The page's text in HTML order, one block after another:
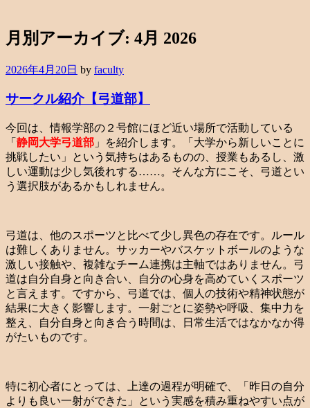
月別アーカイブ: 4月 2026
2026年4月20日 by faculty
サークル紹介【弓道部】
今回は、情報学部の２号館にほど近い場所で活動している
「 静岡大学弓道部 」を紹介します。「大学から新しいことに
挑戦したい」という気持ちはあるものの、授業もあるし、激
しい運動は少し気後れする……。そんな方にこそ、弓道とい
う選択肢があるかもしれません。
弓道は、他のスポーツと比べて少し異色の存在です。ルール
は難しくありません。サッカーやバスケットボールのような
激しい接触や、複雑なチーム連携は主軸ではありません。弓
道は自分自身と向き合い、自分の心身を高めていくスポーツ
と言えます。ですから、弓道では、個人の技術や精神状態が
結果に大きく影響します。一射ごとに姿勢や呼吸、集中力を
整え、自分自身と向き合う時間は、日常生活ではなかなか得
がたいものです。
特に初心者にとっては、上達の過程が明確で、「昨日の自分
よりも良い一射ができた」という実感を積み重ねやすい点が